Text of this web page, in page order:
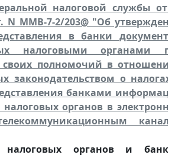
налоговой службы от
N ММВ-7-2/203@ "Об
в банки
налоговыми органами
своих полномочий в
законодательством о
банками
налоговых органов в
налоговых органов и